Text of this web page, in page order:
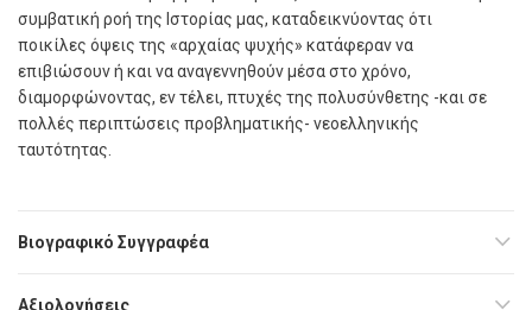
συµβατική ροή της Ιστορίας µας, καταδεικνύοντας ότι
ποικίλες όψεις της «αρχαίας ψυχής» κατάφεραν να
επιβιώσουν ή και να αναγεννηθούν µέσα στο χρόνο,
διαµορφώνοντας, εν τέλει, πτυχές της πολυσύνθετης -και σε
πολλές περιπτώσεις προβληµατικής- νεοελληνικής
ταυτότητας.
Βιογραφικό Συγγραφέα
Αξιολογήσεις